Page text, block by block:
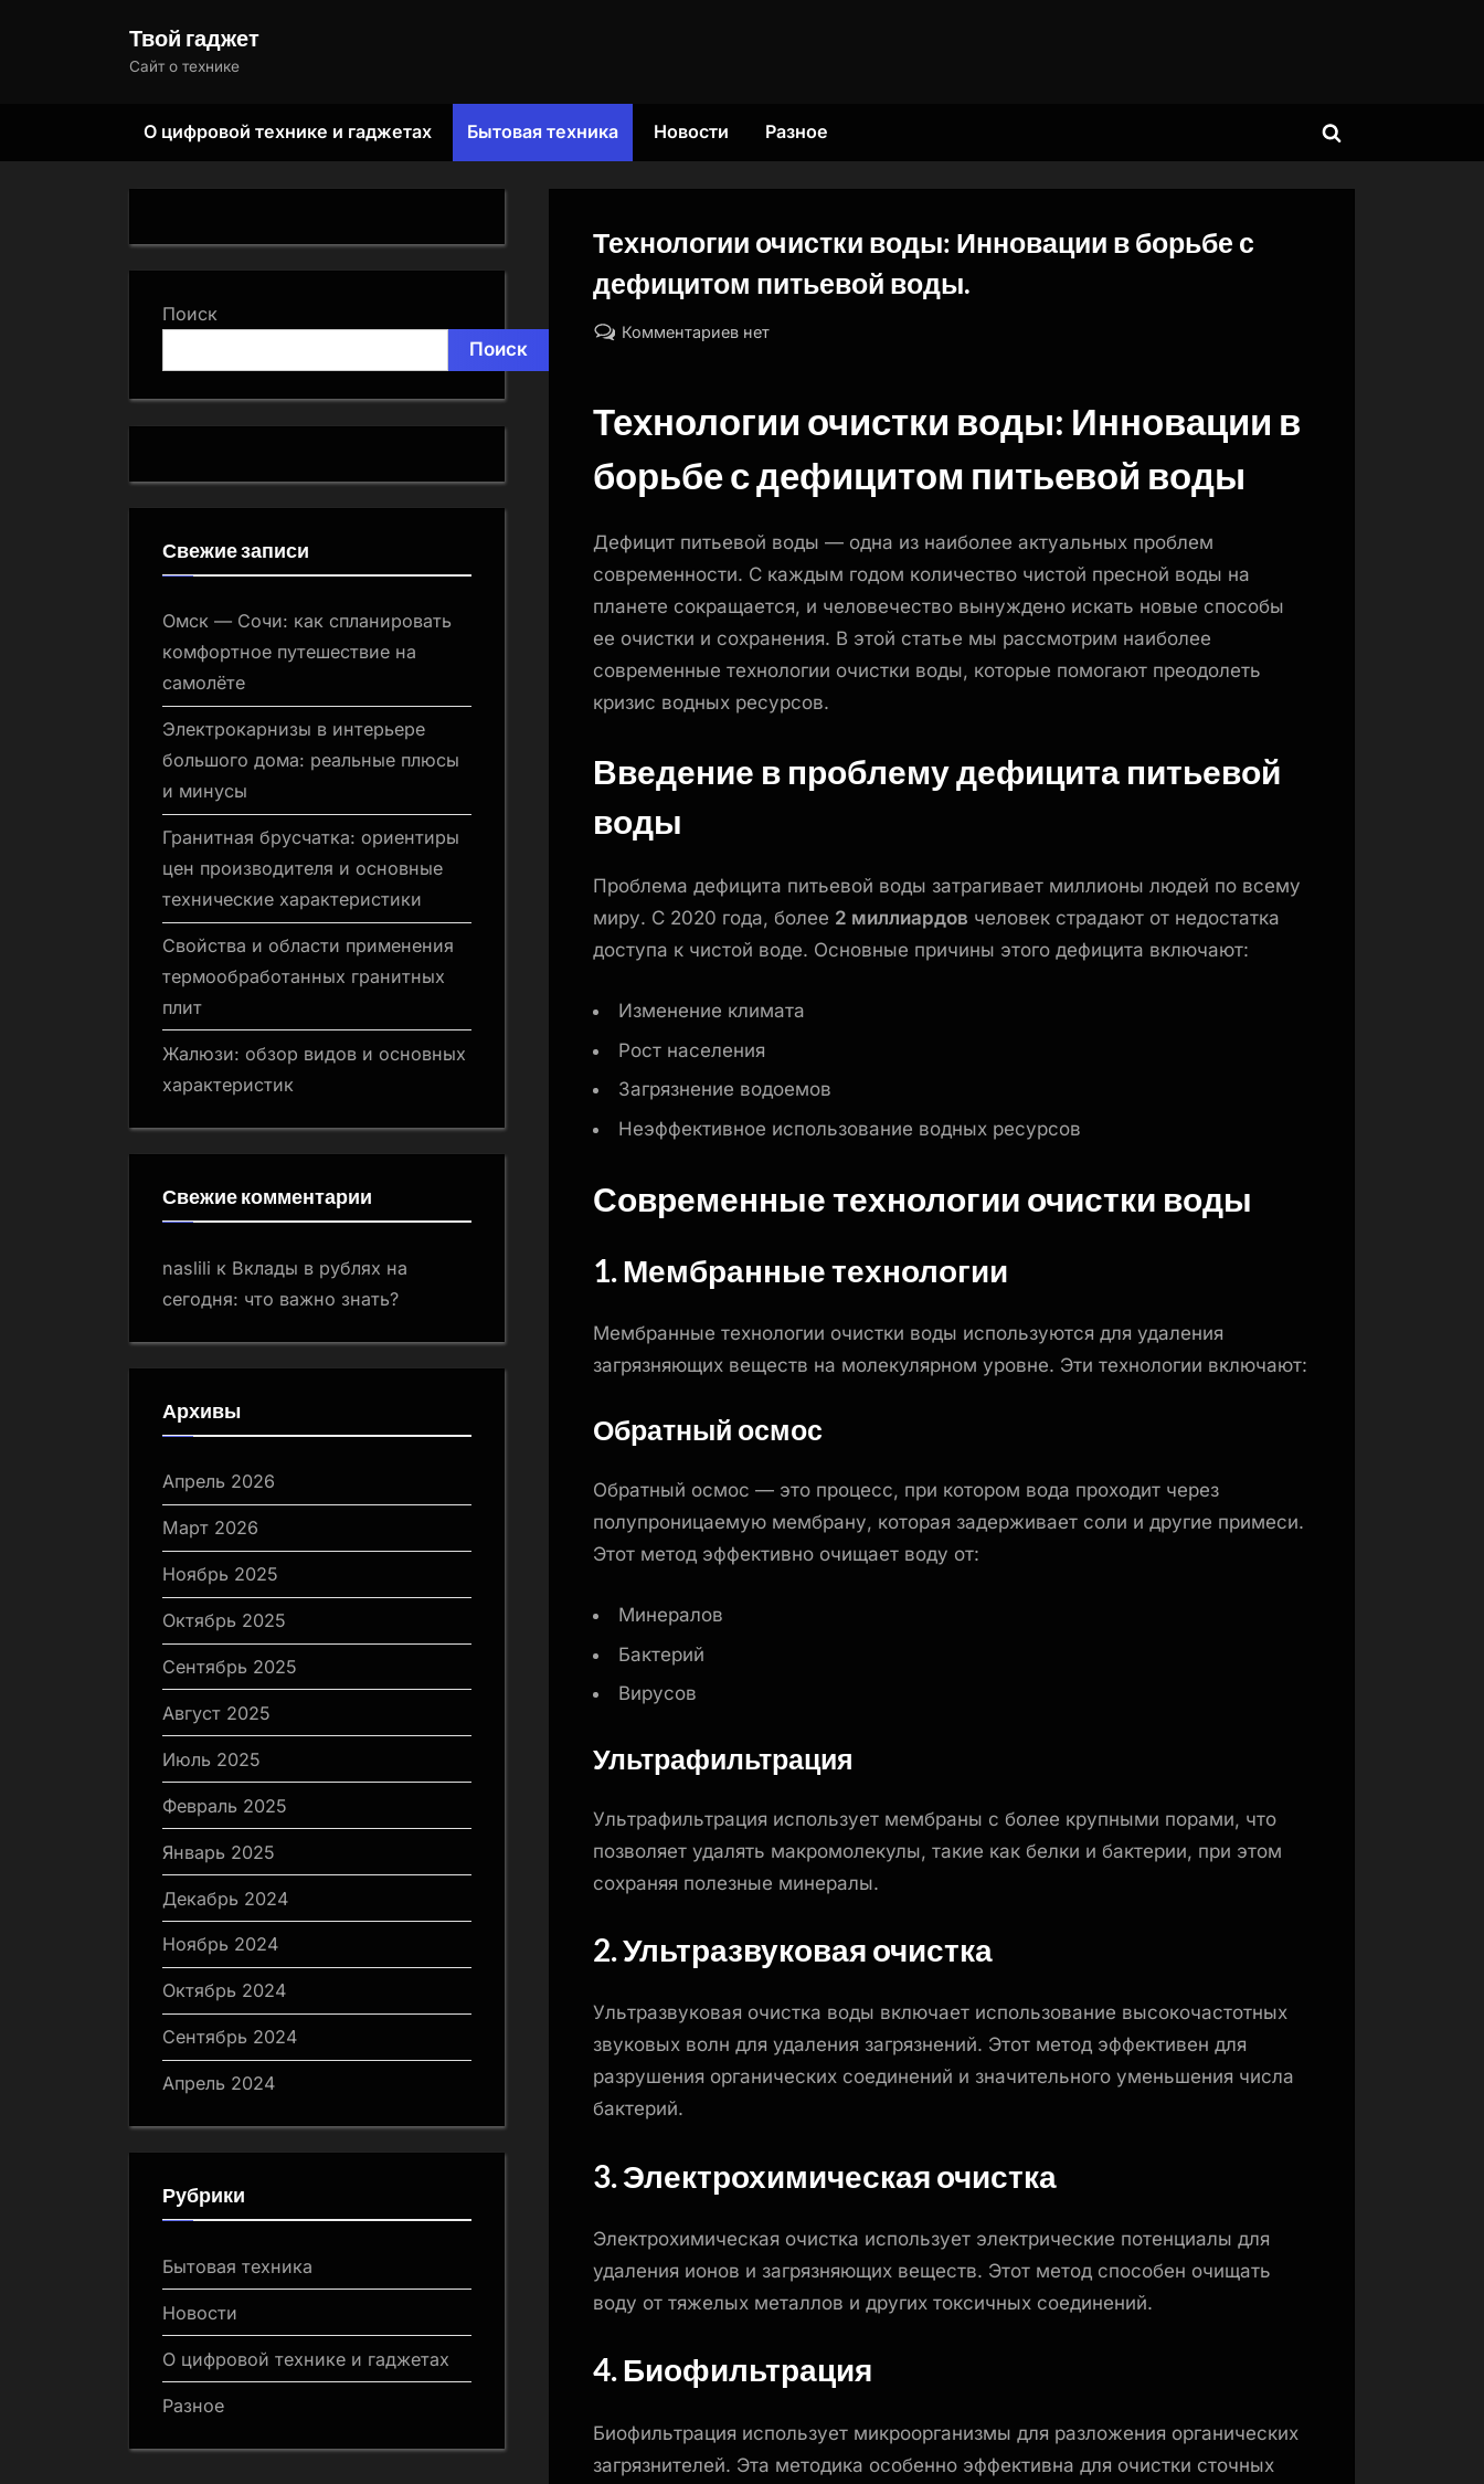
Твой гаджет
Сайт о технике
О цифровой технике и гаджетах Бытовая техника Новости Разное
Toggle
Технологии очистки воды: Инновации в борьбе с
дефицитом питьевой воды.
Posted
11.09.2024
By
naslili
Комментариевк
очистки
воды:
Инновации
с
дефицитом
питьевой
воды.
нет
Технологии очистки воды: Инновации в
борьбе с дефицитом питьевой воды
Дефицит питьевой воды — одна из наиболее актуальных проблем
современности. С каждым годом количество чистой пресной воды на
планете сокращается, и человечество вынуждено искать новые способы
ее очистки и сохранения. В этой статье мы рассмотрим наиболее
современные технологии очистки воды, которые помогают преодолеть
кризис водных ресурсов.
Введение в проблему дефицита питьевой
воды
Проблема дефицита питьевой воды затрагивает миллионы людей по всему
миру. С 2020 года, более 2 миллиардов человек страдают от недостатка
доступа к чистой воде. Основные причины этого дефицита включают:
Изменение климата
Рост населения
Загрязнение водоемов
Неэффективное использование водных ресурсов
Современные технологии очистки воды
1. Мембранные технологии
Мембранные технологии очистки воды используются для удаления
загрязняющих веществ на молекулярном уровне. Эти технологии включают:
Обратный осмос
Обратный осмос — это процесс, при котором вода проходит через
полупроницаемую мембрану, которая задерживает соли и другие примеси.
Этот метод эффективно очищает воду от:
Минералов
Бактерий
Вирусов
Ультрафильтрация
Ультрафильтрация использует мембраны с более крупными порами, что
позволяет удалять макромолекулы, такие как белки и бактерии, при этом
сохраняя полезные минералы.
2. Ультразвуковая очистка
Ультразвуковая очистка воды включает использование высокочастотных
звуковых волн для удаления загрязнений. Этот метод эффективен для
разрушения органических соединений и значительного уменьшения числа
бактерий.
3. Электрохимическая очистка
Электрохимическая очистка использует электрические потенциалы для
удаления ионов и загрязняющих веществ. Этот метод способен очищать
воду от тяжелых металлов и других токсичных соединений.
4. Биофильтрация
Биофильтрация использует микроорганизмы для разложения органических
загрязнителей. Эта методика особенно эффективна для очистки сточных
Поиск
Поиск
Свежие записи
Омск — Сочи: как спланировать
комфортное путешествие на
самолёте
Электрокарнизы в интерьере
большого дома: реальные плюсы
и минусы
Гранитная брусчатка: ориентиры
цен производителя и основные
технические характеристики
Свойства и области применения
термообработанных гранитных
плит
Жалюзи: обзор видов и основных
характеристик
Свежие комментарии
naslili к Вклады в рублях на
сегодня: что важно знать?
Архивы
Апрель 2026
Март 2026
Ноябрь 2025
Октябрь 2025
Сентябрь 2025
Август 2025
Июль 2025
Февраль 2025
Январь 2025
Декабрь 2024
Ноябрь 2024
Октябрь 2024
Сентябрь 2024
Апрель 2024
Рубрики
Бытовая техника
Новости
О цифровой технике и гаджетах
Разное